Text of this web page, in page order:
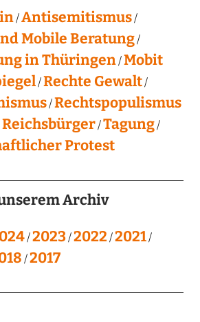
Antisemitismus
Mobile Beratung
in Thüringen Mobit
Rechte Gewalt
Rechtspopulismus
Reichsbürger Tagung
Protest
Archiv
2023 2022 2021
2017